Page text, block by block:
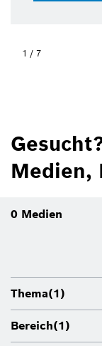
1 / 7
Medien,
0 Medien
Thema(1)
Bereich(1)